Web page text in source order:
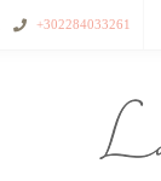
+302284033261